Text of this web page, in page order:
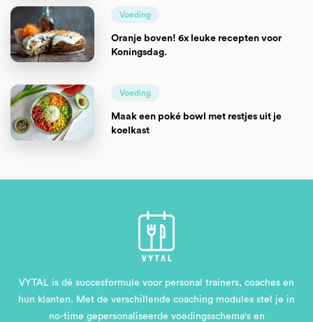
Voeding
Oranje boven! 6x leuke recepten voor
Koningsdag.
Voeding
Maak een poké bowl met restjes uit je
koelkast
VYTAL is dé succesformule voor personal trainers, coaches en
hun klanten. Met de verschillende coaching modules stel je in
no-time gepersonaliseerde voedingsschema's en